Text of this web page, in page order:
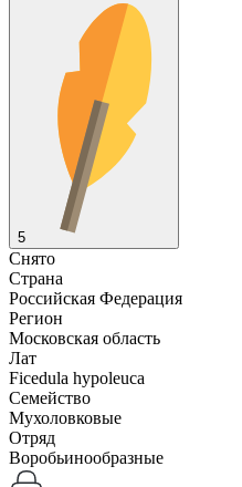
5
Снято
Страна
Российская Федерация
Регион
Московская область
Лат
Ficedula hypoleuca
Семейство
Мухоловковые
Отряд
Воробьинообразные